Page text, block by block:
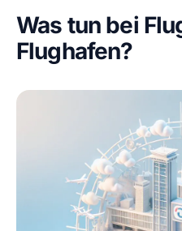
Was tun bei
Flughafen?